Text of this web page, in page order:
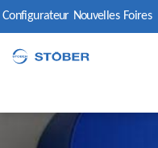
Configurateur Nouvelles Foires